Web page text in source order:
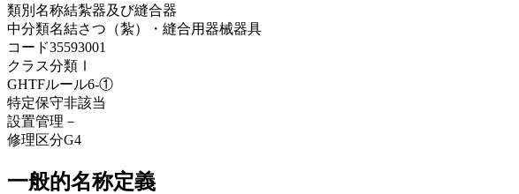
類別名称結紮器及び縫合器
中分類名結さつ（紮）・縫合用器械器具
コード35593001
クラス分類 Ⅰ
GHTFルール6-①
特定保守非該当
設置管理 －
修理区分G4
一般的名称定義